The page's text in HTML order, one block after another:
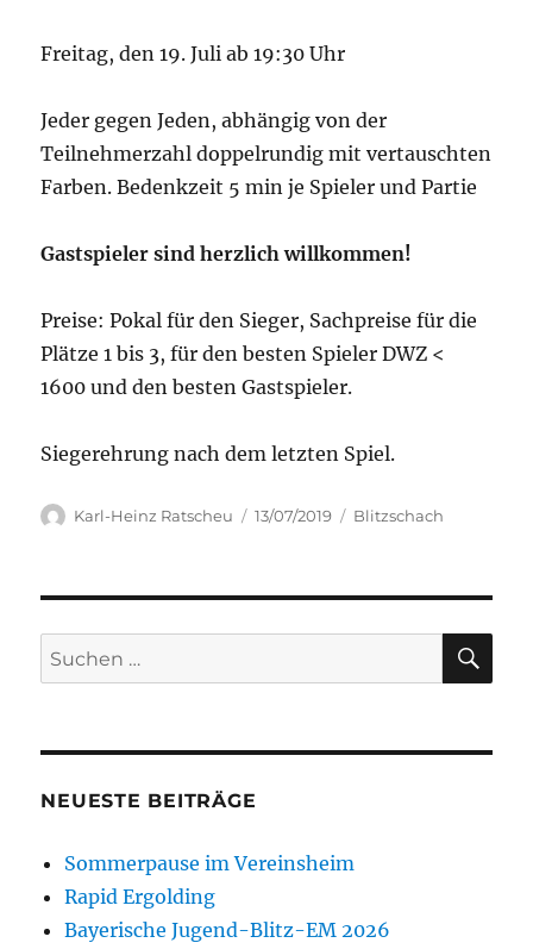
Freitag, den 19. Juli ab 19:30 Uhr
Jeder gegen Jeden, abhängig von der
Teilnehmerzahl doppelrundig mit vertauschten
Farben. Bedenkzeit 5 min je Spieler und Partie
Gastspieler sind herzlich willkommen!
Preise: Pokal für den Sieger, Sachpreise für die
Plätze 1 bis 3, für den besten Spieler DWZ <
1600 und den besten Gastspieler.
Siegerehrung nach dem letzten Spiel.
Autor
Karl-Heinz Ratscheu
Veröffentlicht
13/07/2019 Kategorien
Blitzschach
Suchen
nach:
NEUESTE BEITRÄGE
Sommerpause im Vereinsheim
Rapid Ergolding
Bayerische Jugend-Blitz-EM 2026